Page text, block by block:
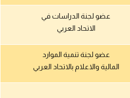
عضو لجنة الدراسات في
الاتحاد العربي
عضو لجنة تنمية الموارد
المالية والاعلام بالاتحاد العربي